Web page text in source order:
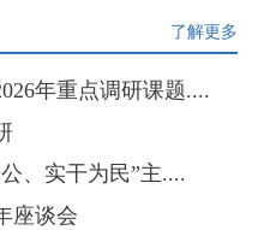
了解更多
年重点调研课题....
、实干为民”主....
座谈会